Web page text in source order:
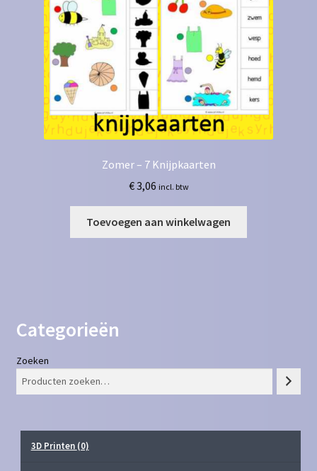
Zomer – 7 Knijpkaarten
€3,06 incl. btw
Toevoegen aan winkelwagen
Categorieën
Zoeken
3D Printen (0)